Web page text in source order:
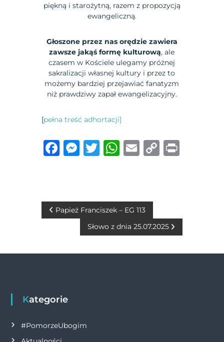
piękną i starożytną, razem z propozycją
ewangeliczną.
Głoszone przez nas orędzie zawiera
zawsze jakąś formę kulturową, ale
czasem w Kościele ulegamy próżnej
sakralizacji własnej kultury i przez to
możemy bardziej przejawiać fanatyzm
niż prawdziwy zapał ewangelizacyjny.
[pełna treść adhortacji]
F
b
k
M
n
g
T
r
W
A
p
E
C
n
N
w
g
a
Papież Franciszek – EG 113
Słowo z dnia 25.07.2025
Kategorie
#PomorzeUbogim